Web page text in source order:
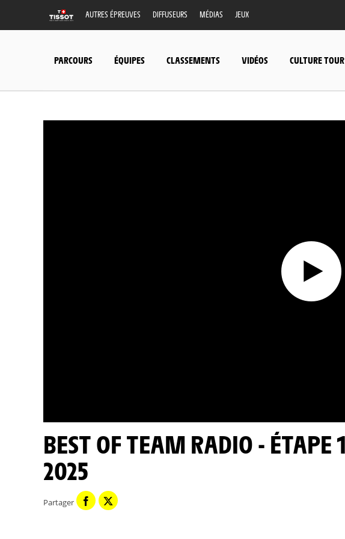
AUTRES ÉPREUVES DIFFUSEURS MÉDIAS JEUX
PARCOURS ÉQUIPES CLASSEMENTS VIDÉOS CULTURE TOUR
BEST OF TEAM RADIO - ÉTAPE 18 - TOUR DE FRANCE
2025
Partager